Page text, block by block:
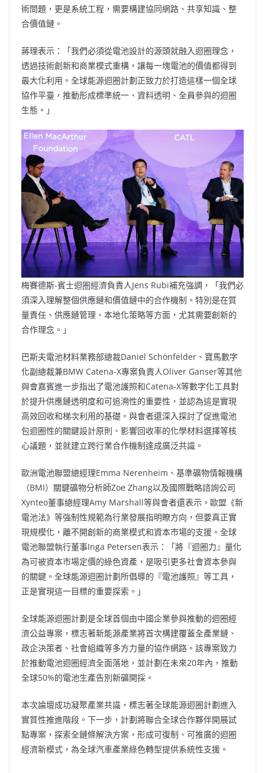
術問題，更是系統工程，需要構建協同網路、共享知識、整
合價值鏈。
蔣理表示：「我們必須從電池設計的源頭就融入迴圈理念，
透過技術創新和商業模式重構，讓每一塊電池的價值都得到
最大化利用。全球能源迴圈計劃正致力於打造這樣一個全球
協作平臺，推動形成標準統一、資料透明、全員參與的迴圈
生態。」
梅賽德斯-賓士迴圈經濟負責人Jens Rubi補充強調，「我們必
須深入理解整個供應鏈和價值鏈中的合作機制。特別是在質
量責任、供應鏈管理、本地化策略等方面，尤其需要創新的
合作理念。」
巴斯夫電池材料業務部總裁Daniel Schönfelder 、寶馬數字
化副總裁兼BMW Catena-X專案負責人Oliver Ganser等其他
與會嘉賓進一步指出了電池護照和Catena-X等數字化工具對
於提升供應鏈透明度和可追溯性的重要性，並認為這是實現
高效回收和梯次利用的基礎。與會者還深入探討了促進電池
包迴圈性的關鍵設計原則、影響回收率的化學材料選擇等核
心議題，並就建立跨行業合作機制達成廣泛共識。
歐洲電池聯盟總經理Emma Nerenheim、基準礦物情報機構
（BMI）關鍵礦物分析師Zoe Zhang以及國際戰略諮詢公司
Xynteo董事總經理Amy Marshall等與會者還表示，歐盟《新
電池法》等強制性規範為行業發展指明瞭方向，但要真正實
現規模化，離不開創新的商業模式和資本市場的支援。全球
電池聯盟執行董事Inga Petersen表示：「將『迴圈力』量化
為可被資本市場定價的綠色資產，是吸引更多社會資本參與
的關鍵。全球能源迴圈計劃所倡導的『電池護照』等工具，
正是實現這一目標的重要探索。」
全球能源迴圈計劃是全球首個由中國企業參與推動的迴圈經
濟公益專案，標志著新能源產業將首次構建覆蓋全產業鏈、
政企決策者、社會組織等多方力量的協作網路。該專案致力
於推動電池迴圈經濟全面落地，並計劃在未來20年內，推動
全球50%的電池生產告別新礦開採。
本次論壇成功凝聚產業共識，標志著全球能源迴圈計劃進入
實質性推進階段。下一步，計劃將聯合全球合作夥伴開展試
點專案，探索全鏈條解決方案，形成可復制、可推廣的迴圈
經濟新模式，為全球汽車產業綠色轉型提供系統性支援。